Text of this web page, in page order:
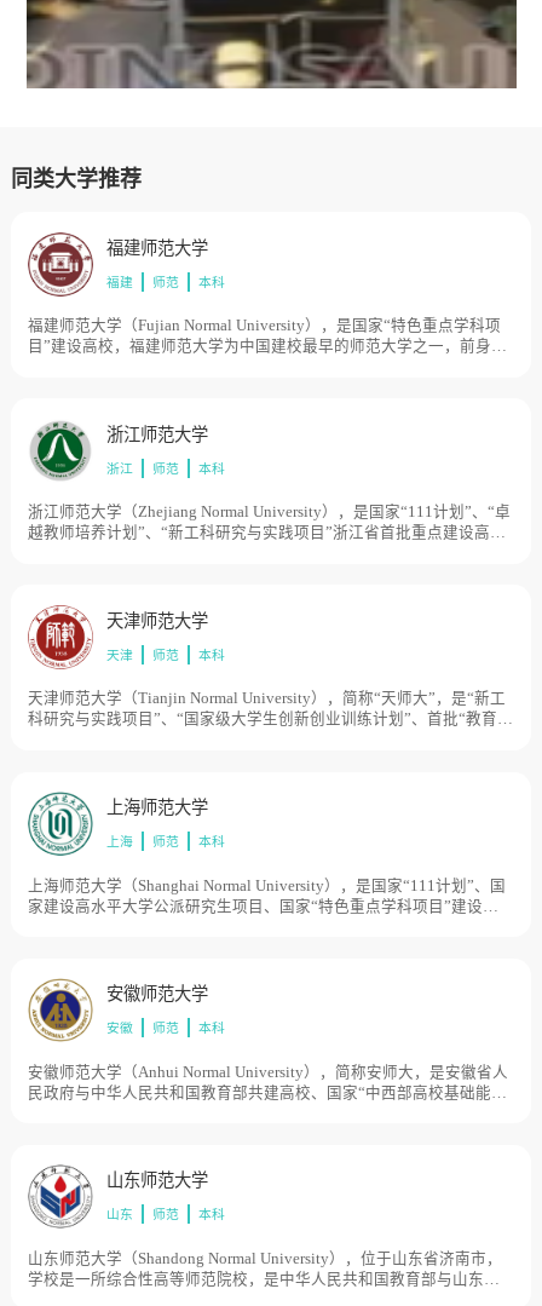
同类大学推荐
福建师范大学
福建 师范 本科
福建师范大学（Fujian Normal University），是国家“特色重点学科项
目”建设高校，福建师范大学为中国建校最早的师范大学之一，前身是
学校总体占地面积4000亩。
浙江师范大学
浙江 师范 本科
浙江师范大学（Zhejiang Normal University），是国家“111计划”、“卓
越教师培养计划”、“新工科研究与实践项目”浙江省首批重点建设高
华。1980年被列为省属重点高校。1985年更名为浙江师范大学。2000
年、2001年、2004年浙江财政学校、浙江幼儿师范学校和金华铁路司
机学校相继并入。对口支援衢州学院，与金华市共建金华理工学院。
天津师范大学
天津 师范 本科
天津师范大学（Tianjin Normal University），简称“天师大”，是“新工
科研究与实践项目”、“国家级大学生创新创业训练计划”、首批“教育部
年更名为天津师范大学。1999年4月，原天津师范大学、天津师范高等
专科学校、天津教育学院合并组建新的天津师范大学。目前学校总体
占地面积3500亩。
上海师范大学
上海 师范 本科
上海师范大学（Shanghai Normal University），是国家“111计划”、国
家建设高水平大学公派研究生项目、国家“特色重点学科项目”建设高
范学院。1981年成为全国首批硕士学位授予单位。1984年改名为上海
师范大学。1986年获批为博士学位授予单位。1994年与上海技术师范
学院合并成立新的上海师范大学。1997年至2003年，上海师范高等专
校、上海师资培训中心、上海旅游高等专科学校等先后并入或划归学
校管理。目前学校总体占地面积2295亩。
安徽师范大学
安徽 师范 本科
安徽师范大学（Anhui Normal University），简称安师大，是安徽省人
民政府与中华人民共和国教育部共建高校、国家“中西部高校基础能力
湖。后经历安徽师范学院、合肥师范学院、皖南大学、安徽工农大学
等数个办学阶段。1972年，经国务院批准，正式定名为安徽师范大
学。2005年，芜湖师范专科学校整体并入安徽师范大学。目前学校总
山东师范大学
山东 师范 本科
山东师范大学（Shandong Normal University），位于山东省济南市，
学校是一所综合性高等师范院校，是中华人民共和国教育部与山东省